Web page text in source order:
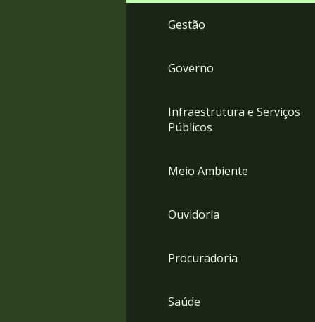
Gestão
Governo
Infraestrutura e Serviços
Públicos
Meio Ambiente
Ouvidoria
Procuradoria
Saúde